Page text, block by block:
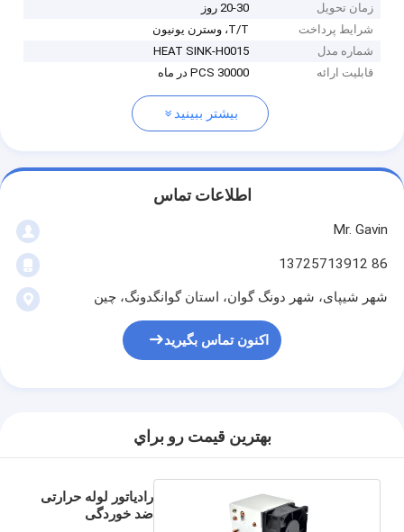
زمان تحویل
20-30 روز
شرایط پرداخت
T/T، وسترن یونیون
شماره مدل
HEAT SINK-H0015
قابلیت ارائه
30000 PCS در ماه
بیشتر ببینید
اطلاعات تماس
Mr. Gavin
86 13725713912
شهر شیپای، شهر دونگ گوان، استان گوانگدونگ، چین
اکنون تماس بگیرید
بهترين قيمت رو براي
رادیاتور لوله حرارتی
ضد خوردگی